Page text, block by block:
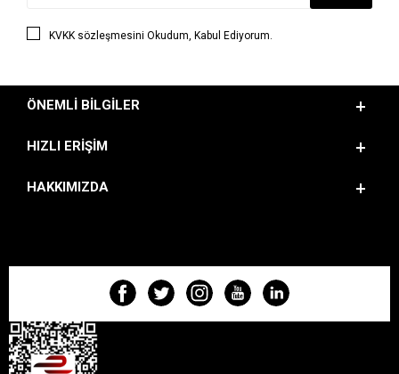
KVKK sözleşmesini Okudum, Kabul Ediyorum.
ÖNEMLI BILGILER
HIZLI ERIŞIM
HAKKIMIZDA